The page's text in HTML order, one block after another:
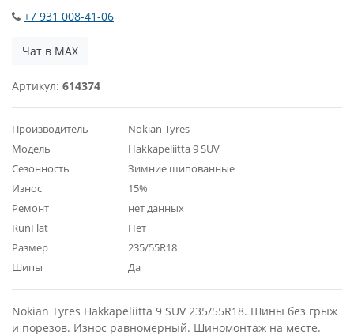
+7 931 008-41-06
Чат в MAX
Артикул: 614374
Производитель
Nokian Tyres
Модель
Hakkapeliitta 9 SUV
Сезонность
Зимние шипованные
Износ
15%
Ремонт
нет данных
RunFlat
Нет
Размер
235/55R18
Шипы
Да
Nokian Tyres Hakkapeliitta 9 SUV 235/55R18. Шины без грыж
и порезов. Износ равномерный. Шиномонтаж на месте.